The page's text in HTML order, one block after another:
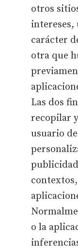
otros
intereses,
carácter
otra que
Las dos
recopilar
usuario
o la